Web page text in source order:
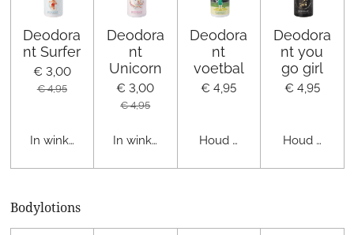
Deodora
nt Surfer
€ 3,00
€ 4,95
In winkelwagen
Deodora
nt
Unicorn
€ 3,00
€ 4,95
In winkelwagen
Deodora
nt
voetbal
€ 4,95
Houd mij op de hoogte
Deodora
nt you
go girl
€ 4,95
Houd mij op
Bodylotions